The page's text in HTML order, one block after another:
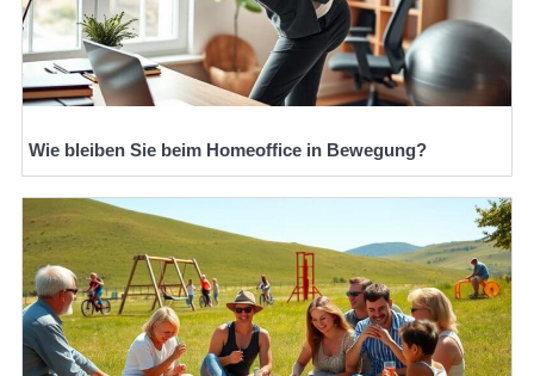
Wie bleiben Sie beim Homeoffice in Bewegung?